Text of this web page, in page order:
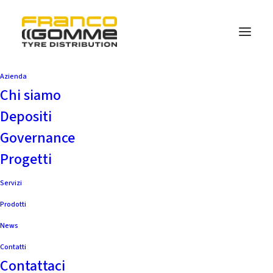
Azienda
Chi siamo
Depositi
Governance
Progetti
Servizi
Prodotti
News
Contatti
Contattaci